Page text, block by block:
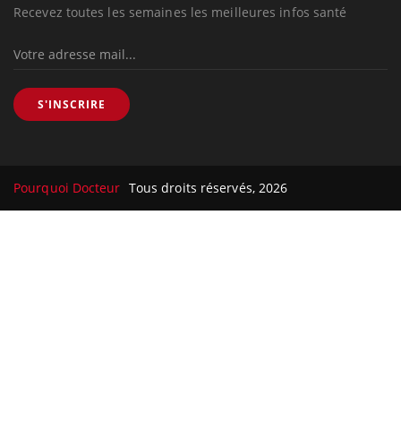
Recevez toutes les semaines les meilleures infos santé
S'INSCRIRE
Pourquoi Docteur Tous droits réservés, 2026